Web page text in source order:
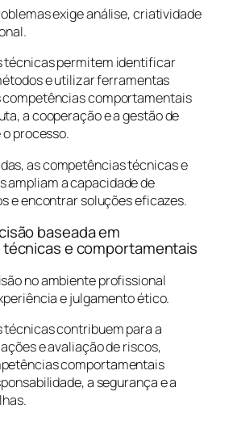
exige análise, criatividade
técnicas permitem identificar
e utilizar ferramentas
competências comportamentais
a cooperação e a gestão de
processo.
as competências técnicas e
ampliam a capacidade de
e encontrar soluções eficazes.
baseada em
e comportamentais
no ambiente profissional
e julgamento ético.
contribuem para a
e avaliação de riscos,
comportamentais
a segurança e a